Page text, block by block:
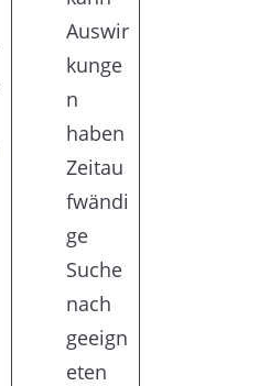
Auswir
kunge
n
haben
Zeitau
fwändi
ge
Suche
nach
geeign
eten